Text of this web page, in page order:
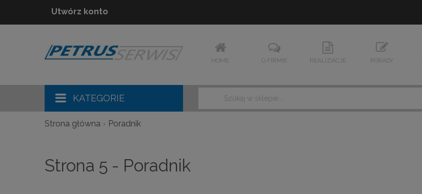
Utwórz konto
HOME O FIRMIE REALIZACJE PORADY
KATEGORIE
Strona główna Poradnik
Strona 5 - Poradnik